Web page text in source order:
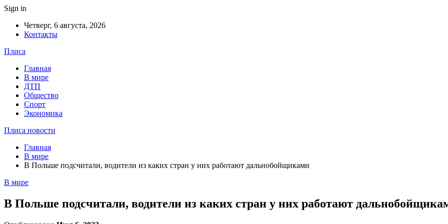
Sign in
Четверг, 6 августа, 2026
Контакты
Плиса
Главная
В мире
ДТП
Общество
Спорт
Экономика
Плиса новости
Главная
В мире
В Польше подсчитали, водители из каких стран у них работают дальнобойщиками
В мире
В Польше подсчитали, водители из каких стран у них работают